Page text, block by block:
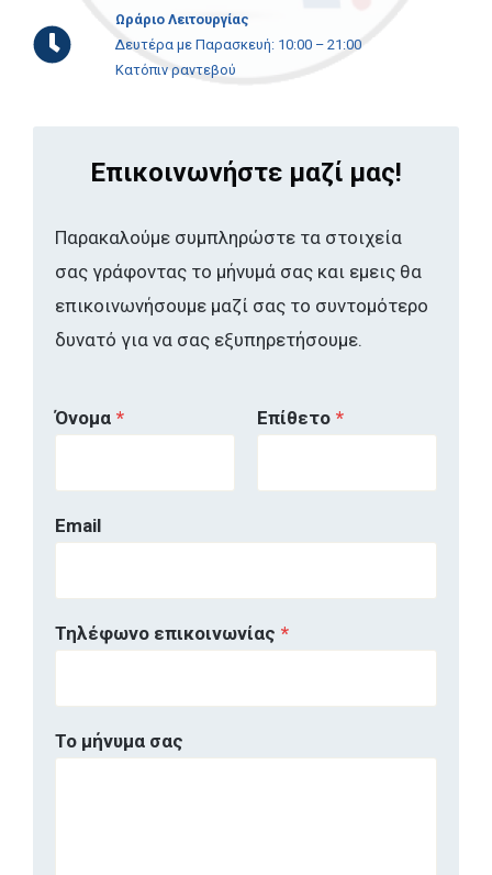
Ωράριο Λειτουργίας
Δευτέρα με Παρασκευή: 10:00 – 21:00
Κατόπιν ραντεβού
Επικοινωνήστε μαζί μας!
Παρακαλούμε συμπληρώστε τα στοιχεία
σας γράφοντας το μήνυμά σας και εμεις θα
επικοινωνήσουμε μαζί σας το συντομότερο
δυνατό για να σας εξυπηρετήσουμε.
Όνομα * Επίθετο *
Email
Τηλέφωνο επικοινωνίας *
Το μήνυμα σας